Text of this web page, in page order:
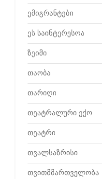
ემიგრანტები
ეს საინტერესოა
ზეიმი
თაობა
თარიღი
თეატრალური ექო
თეატრი
თვალსაზრისი
თვითმმართველობა